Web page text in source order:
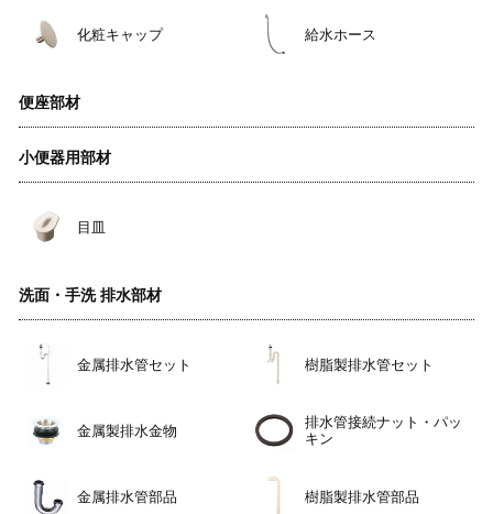
化粧キャップ 給水ホース
便座部材
小便器用部材
目皿
洗面・手洗 排水部材
金属排水管セット 樹脂製排水管セット
金属製排水金物
排水管接続ナット・パッ
キン
金属排水管部品 樹脂製排水管部品